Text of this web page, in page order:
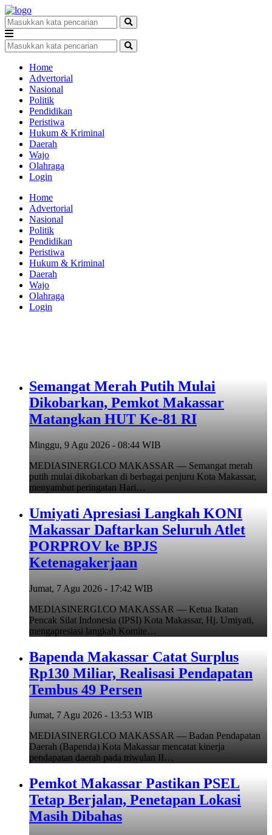
Home
Advertorial
Nasional
Politik
Pendidikan
Peristiwa
Hukum & Kriminal
Daerah
Wajo
Olahraga
Login
Home
Advertorial
Nasional
Politik
Pendidikan
Peristiwa
Hukum & Kriminal
Daerah
Wajo
Olahraga
Login
Semangat Merah Putih Mulai
Dikobarkan, Pemkot Makassar
Matangkan HUT Ke-81 RI
Minggu, 9 Agu 2026 - 08:44 WIB
MEDIASINERGI.CO MAKASSAR — Semangat merah
putih mulai dikobarkan di berbagai penjuru Kota Makassar,
menyambut peringatan Hari…
Umiyati Apresiasi Langkah KONI
Makassar Daftarkan Seluruh Atlet
PORPROV ke BPJS
Ketenagakerjaan
Jumat, 7 Agu 2026 - 17:42 WIB
MEDIASINERGI.CO MAKASSAR — Ketua Ikatan
Pencak Silat Indonesia (IPSI) Kota Makassar, Hj. Umiyati,
mengapresiasi langkah Komite…
Bapenda Makassar Catat Surplus
Rp130 Miliar, Realisasi Pendapatan
Tembus 49 Persen
Jumat, 7 Agu 2026 - 13:53 WIB
MEDIASINERGI.CO MAKASSAR — Badan Pendapatan
Daerah (Bapenda) Kota Makassar mencatat kinerja
pendapatan daerah pada triwulan II…
Pemkot Makassar Pastikan PSEL
Tetap Berjalan, Penetapan Lokasi
Masih Dibahas